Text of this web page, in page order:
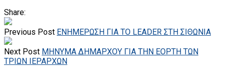
Share:
Previous Post ΕΝΗΜΕΡΩΣΗ ΓΙΑ ΤΟ LEADER ΣΤΗ ΣΙΘΩΝΙΑ
Next Post ΜΗΝΥΜΑ ΔΗΜΑΡΧΟΥ ΓΙΑ ΤΗΝ ΕΟΡΤΗ ΤΩΝ
ΤΡΙΩΝ ΙΕΡΑΡΧΩΝ